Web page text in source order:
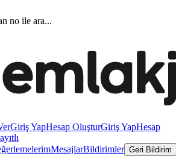
no ile ara...
Giriş YapHesap OluşturGiriş YapHesap
MesajlarBildirimler Geri Bildirim